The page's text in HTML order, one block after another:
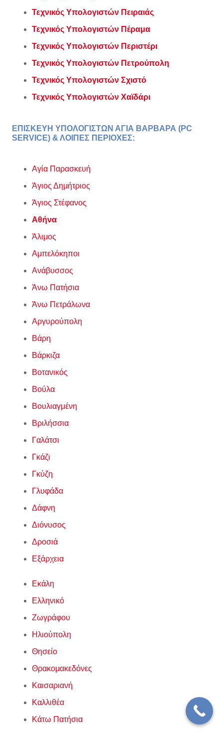
Τεχνικός Υπολογιστών Πειραιάς
Τεχνικός Υπολογιστών Πέραμα
Τεχνικός Υπολογιστών Περιστέρι
Τεχνικός Υπολογιστών Πετρούπολη
Τεχνικός Υπολογιστών Σχιστό
Τεχνικός Υπολογιστών Χαϊδάρι
ΕΠΙΣΚΕΥΗ ΥΠΟΛΟΓΙΣΤΩΝ ΑΓΙΑ ΒΑΡΒΑΡΑ (PC
SERVICE) & ΛΟΙΠΕΣ ΠΕΡΙΟΧΕΣ:
Αγία Παρασκευή
Άγιος Δημήτριος
Άγιος Στέφανος
Αθήνα
Άλιμος
Αμπελόκηποι
Ανάβυσσος
Άνω Πατήσια
Άνω Πετράλωνα
Αργυρούπολη
Βάρη
Βάρκιζα
Βοτανικός
Βούλα
Βουλιαγμένη
Βριλήσσια
Γαλάτσι
Γκάζι
Γκύζη
Γλυφάδα
Δάφνη
Διόνυσος
Δροσιά
Εξάρχεια
Εκάλη
Ελληνικό
Ζωγράφου
Ηλιούπολη
Θησείο
Θρακομακεδόνες
Καισαριανή
Καλλιθέα
Κάτω Πατήσια